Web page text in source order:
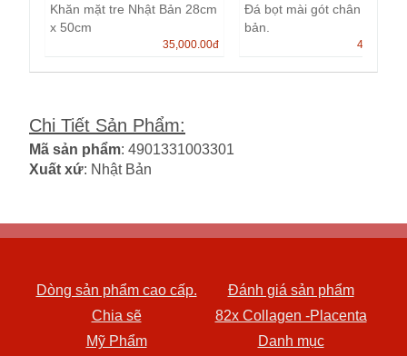
Khăn mặt tre Nhật Bản 28cm
x 50cm
35,000.00đ
Đá bọt mài gót chân Nhật
bản.
40,000.00
Chi Tiết Sản Phẩm:
Mã sản phẩm: 4901331003301
Xuất xứ: Nhật Bản
Dòng sản phẩm cao cấp.
Đánh giá sản phẩm
Chia sẽ
82x Collagen -Placenta
Mỹ Phẩm
Danh mục